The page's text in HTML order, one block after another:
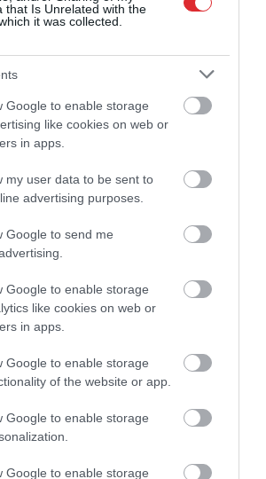
that Is Unrelated with the
it was collected.
Google to enable storage
like cookies on web or
in apps.
my user data to be sent to
advertising purposes.
Google to send me
Google to enable storage
like cookies on web or
in apps.
Google to enable storage
of the website or app.
Google to enable storage
Google to enable storage
“Grand Prix” Rīgā
“Mājās finālam
minimums”